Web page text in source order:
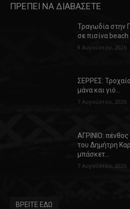
ΠΡΕΠΕΙ ΝΑ ΔΙΑΒΑΣΕΤΕ
Τραγωδία στην
σε πισίνα beach
8 Αυγούστου, 2026
ΣΕΡΡΕΣ:
μάνα και γιό…
7 Αυγούστου, 2026
ΑΓΡΙΝΙΟ: πένθος
του Δημήτρη
μπάσκετ…
7 Αυγούστου, 2026
ΒΡΕΙΤΕ ΕΔΩ